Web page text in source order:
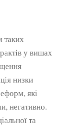
таких
у вишах
низки
які
негативно.
та